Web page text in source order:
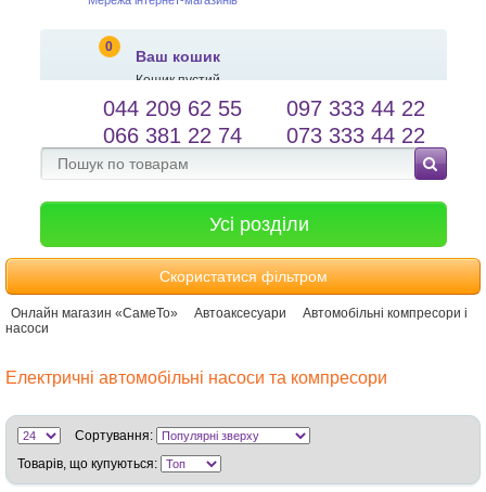
0
Ваш кошик
Кошик пустий
salessameto@gmail.com
Зворотній зв'язок
Мова сайту
044 209 62 55
097 333 44 22
066 381 22 74
073 333 44 22
Усі розділи
Скористатися фільтром
Онлайн магазин «СамеТо» Автоаксесуари
Автомобільні компресори і
насоси
Електричні автомобільні насоси та компресори
Сортування:
Товарів, що купуються: